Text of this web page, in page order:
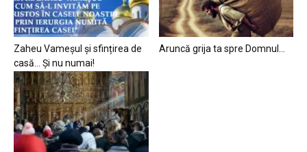
Zaheu Vameșul și sfințirea de
casă… Și nu numai!
Aruncă grija ta spre Domnul…